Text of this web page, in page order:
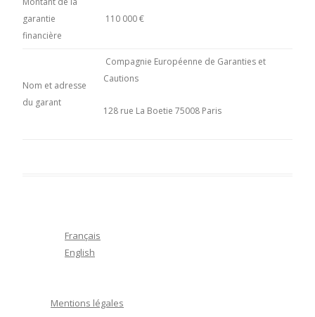
garantie
financière
110 000 €
Nom et adresse
du garant
Compagnie Européenne de Garanties et
Cautions
128 rue La Boetie 75008 Paris
Français
English
Mentions légales